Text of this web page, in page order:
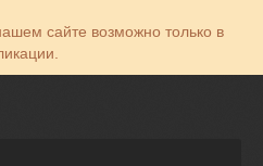
сайте возможно только в